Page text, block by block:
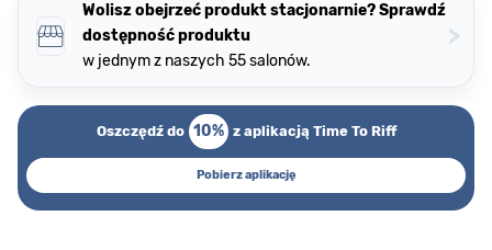
Wolisz obejrzeć produkt stacjonarnie? Sprawdź
dostępność produktu
w jednym z naszych 55 salonów.
>
Oszczędź do 10% z aplikacją Time To Riff
Pobierz aplikację